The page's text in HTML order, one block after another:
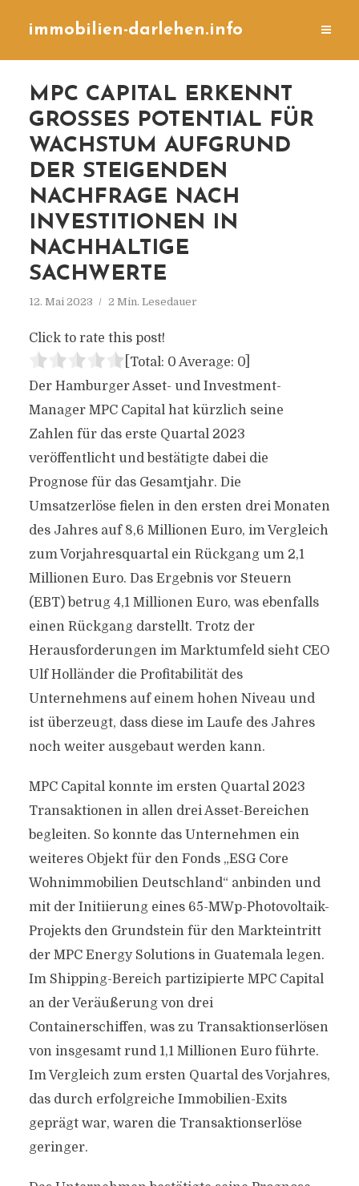
immobilien-darlehen.info
MPC CAPITAL ERKENNT
GROSSES POTENTIAL FÜR W
ACHSTUM AUFGRUND D
ER STEIGENDEN N
ACHFRAGE NACH I
NVESTITIONEN IN N
ACHHALTIGE S
ACHWERTE
12. Mai 2023 2 Min. Lesedauer
Click to rate this post!
[Total: 0 Average: 0]
Der Hamburger Asset- und Investment-
Manager MPC Capital hat kürzlich seine
Zahlen für das erste Quartal 2023
veröffentlicht und bestätigte dabei die
Prognose für das Gesamtjahr. Die
Umsatzerlöse fielen in den ersten drei Monaten
des Jahres auf 8,6 Millionen Euro, im Vergleich
zum Vorjahresquartal ein Rückgang um 2,1
Millionen Euro. Das Ergebnis vor Steuern
(EBT) betrug 4,1 Millionen Euro, was ebenfalls
einen Rückgang darstellt. Trotz der
Herausforderungen im Marktumfeld sieht CEO
Ulf Holländer die Profitabilität des
Unternehmens auf einem hohen Niveau und
ist überzeugt, dass diese im Laufe des Jahres
noch weiter ausgebaut werden kann.
MPC Capital konnte im ersten Quartal 2023
Transaktionen in allen drei Asset-Bereichen
begleiten. So konnte das Unternehmen ein
weiteres Objekt für den Fonds „ESG Core
Wohnimmobilien Deutschland“ anbinden und
mit der Initiierung eines 65-MWp-Photovoltaik-
Projekts den Grundstein für den Markteintritt
der MPC Energy Solutions in Guatemala legen.
Im Shipping-Bereich partizipierte MPC Capital
an der Veräußerung von drei
Containerschiffen, was zu Transaktionserlösen
von insgesamt rund 1,1 Millionen Euro führte.
Im Vergleich zum ersten Quartal des Vorjahres,
das durch erfolgreiche Immobilien-Exits
geprägt war, waren die Transaktionserlöse
geringer.